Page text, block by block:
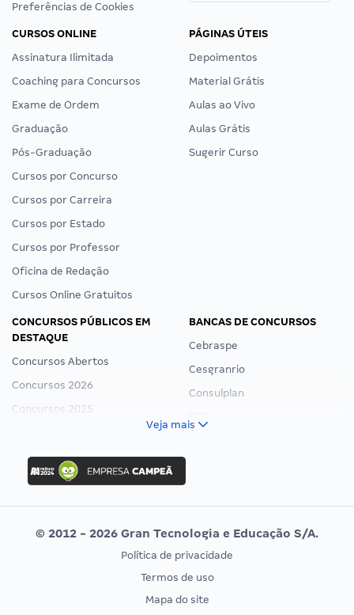
Preferências de Cookies
CURSOS ONLINE
Assinatura Ilimitada
Coaching para Concursos
Exame de Ordem
Graduação
Pós-Graduação
Cursos por Concurso
Cursos por Carreira
Cursos por Estado
Cursos por Professor
Oficina de Redação
Cursos Online Gratuitos
PÁGINAS ÚTEIS
Depoimentos
Material Grátis
Aulas ao Vivo
Aulas Grátis
Sugerir Curso
CONCURSOS PÚBLICOS EM
DESTAQUE
Concursos Abertos
Concursos 2026
Concursos 2025
Concurso Ibama
Concurso MPU
Editais publicados
BANCAS DE CONCURSOS
Cebraspe
Cesgranrio
Consulplan
Vunesp
CONCURSOS POR PROFISSÃO
EXAME DE ORDEM
Veja mais
© 2012 - 2026 Gran Tecnologia e Educação S/A.
Política de privacidade
Termos de uso
Mapa do site